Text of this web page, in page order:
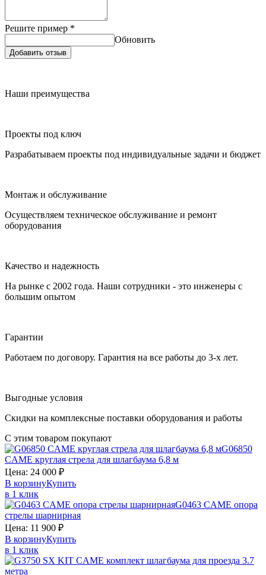
Решите пример *
Обновить
Добавить отзыв
Наши преимущества
Проекты под ключ
Разрабатываем проекты под индивидуальные задачи и бюджет
Монтаж и обслуживание
Осуществляем техническое обслуживание и ремонт
оборудования
Качество и надежность
На рынке с 2002 года. Наши сотрудники - это инженеры с
большим опытом
Гарантии
Работаем по договору. Гарантия на все работы до 3-х лет.
Выгодные условия
Скидки на комплексные поставки оборудования и работы
С этим товаром покупают
G06850
CAME круглая стрела для шлагбаума 6,8 м
Цена: 24 000 ₽
В корзинуКупить
в 1 клик
G0463 CAME опора
стрелы шарнирная
Цена: 11 900 ₽
В корзинуКупить
в 1 клик